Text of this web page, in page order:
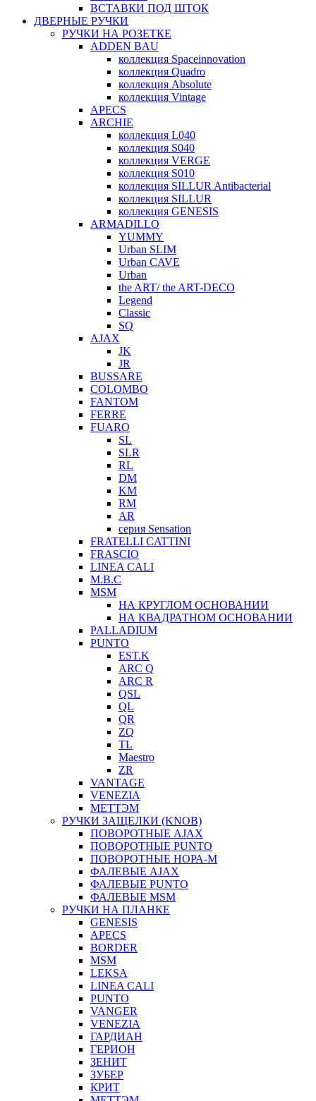
ВСТАВКИ ПОД ШТОК
ДВЕРНЫЕ РУЧКИ
РУЧКИ НА РОЗЕТКЕ
ADDEN BAU
коллекция Spaceinnovation
коллекция Quadro
коллекция Absolute
коллекция Vintage
APECS
ARCHIE
коллекция L040
коллекция S040
коллекция VERGE
коллекция S010
коллекция SILLUR Antibacterial
коллекция SILLUR
коллекция GENESIS
ARMADILLO
YUMMY
Urban SLIM
Urban CAVE
Urban
the ART/ the ART-DECO
Legend
Classic
SQ
AJAX
JK
JR
BUSSARE
COLOMBO
FANTOM
FERRE
FUARO
SL
SLR
RL
DM
KM
RM
AR
серия Sensation
FRATELLI CATTINI
FRASCIO
LINEA CALI
M.B.C
MSM
НА КРУГЛОМ ОСНОВАНИИ
НА КВАДРАТНОМ ОСНОВАНИИ
PALLADIUM
PUNTO
EST.K
ARC Q
ARC R
QSL
QL
QR
ZQ
TL
Maestro
ZR
VANTAGE
VENEZIA
МЕТТЭМ
РУЧКИ ЗАЩЕЛКИ (KNOB)
ПОВОРОТНЫЕ AJAX
ПОВОРОТНЫЕ PUNTO
ПОВОРОТНЫЕ НОРА-М
ФАЛЕВЫЕ AJAX
ФАЛЕВЫЕ PUNTO
ФАЛЕВЫЕ MSM
РУЧКИ НА ПЛАНКЕ
GENESIS
APECS
BORDER
MSM
LEKSA
LINEA CALI
PUNTO
VANGER
VENEZIA
ГАРДИАН
ГЕРИОН
ЗЕНИТ
ЗУБЕР
КРИТ